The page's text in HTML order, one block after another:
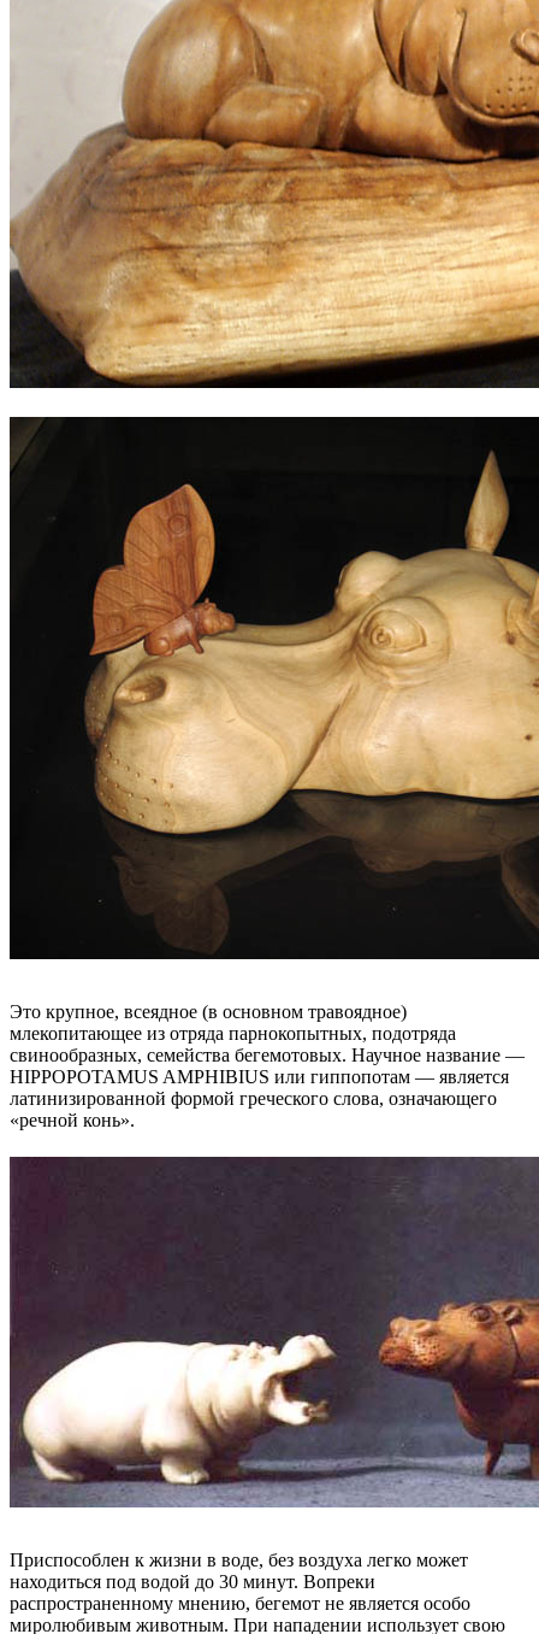
Это крупное, всеядное (в основном травоядное)
млекопитающее из отряда парнокопытных, подотряда
свинообразных, семейства бегемотовых. Научное название —
HIPPOPOTAMUS AMPHIBIUS или гиппопотам — является
латинизированной формой греческого слова, означающего
«речной конь».
Приспособлен к жизни в воде, без воздуха легко может
находиться под водой до 30 минут. Вопреки
распространенному мнению, бегемот не является особо
миролюбивым животным. При нападении использует свою